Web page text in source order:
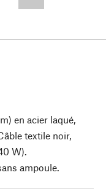
en acier laqué,
textile noir,
W).
ampoule.